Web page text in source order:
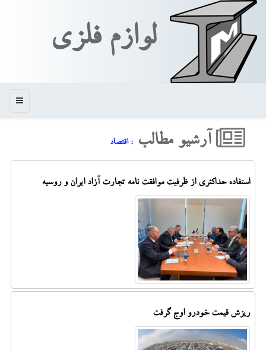
لوازم فلزی
منو
آرشیو مطالب : اقتصاد
استفاده حداکثری از ظرفیت موافقت نامه تجارت آزاد ایران و روسیه
ریزش قیمت خودرو اوج گرفت